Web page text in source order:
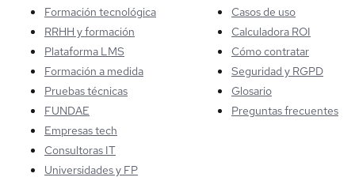
Formación tecnológica
RRHH y formación
Plataforma LMS
Formación a medida
Pruebas técnicas
FUNDAE
Empresas tech
Consultoras IT
Universidades y FP
Casos de uso
Calculadora ROI
Cómo contratar
Seguridad y RGPD
Glosario
Preguntas frecuentes